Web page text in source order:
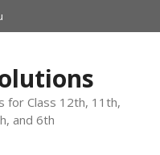
for Class 12th, 11th,
and 6th